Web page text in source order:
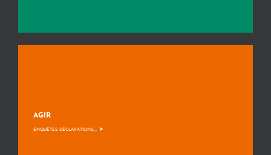
AGIR
ENQUÊTES, DÉCLARATIONS, ... >